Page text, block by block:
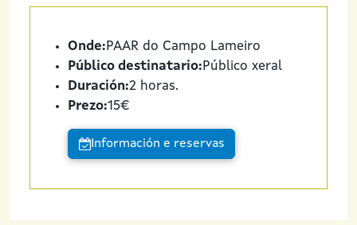
Onde:PAAR do Campo Lameiro
Público destinatario:Público xeral
Duración:2 horas.
Prezo:15€
Información e reservas